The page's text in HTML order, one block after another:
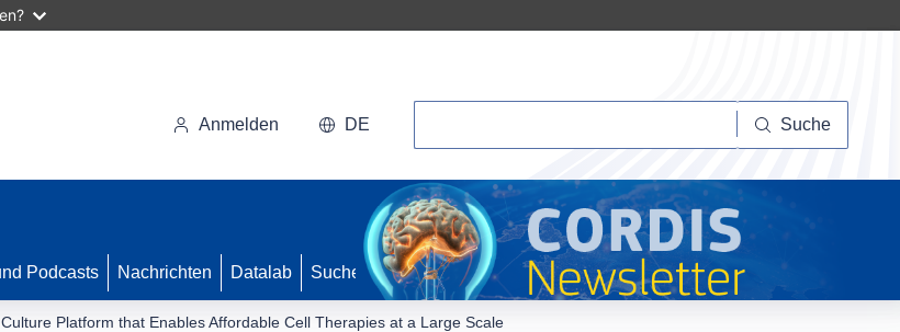
Anmelden DE Suche
Podcasts Nachrichten Datalab Suche
Platform that Enables Affordable Cell Therapies at a Large Scale